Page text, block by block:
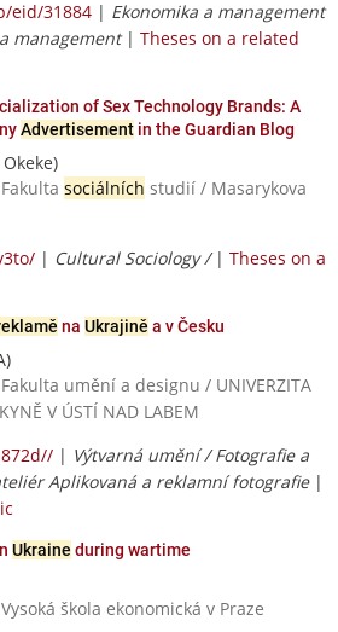
eid/31884 | Ekonomika a management
management| Theses on a related
of Sex Technology Brands: A
Advertisement in the Guardian Blog
sociálních studií / Masarykova
| Cultural Sociology / | Theses on a
na Ukrajině a v Česku
umění a designu / UNIVERZITA
V ÚSTÍ NAD LABEM
| Výtvarná umění / Fotografie a
Aplikovaná a reklamní fotografie|
Ukraine during wartime
škola ekonomická v Praze